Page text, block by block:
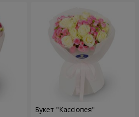
Букет "Кассіопея"